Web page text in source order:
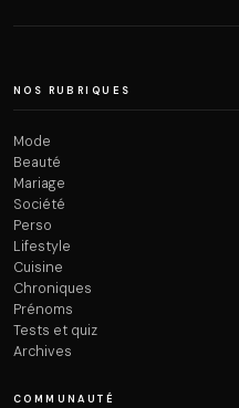
NOS RUBRIQUES
Mode
Beauté
Mariage
Société
Perso
Lifestyle
Cuisine
Chroniques
Prénoms
Tests et quiz
Archives
COMMUNAUTÉ